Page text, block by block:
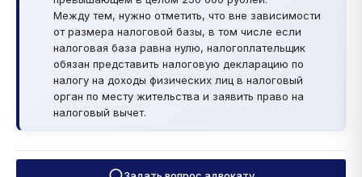
Между тем, нужно отметить, что вне зависимости
от размера налоговой базы, в том числе если
налоговая база равна нулю, налогоплательщик
обязан представить налоговую декларацию по
налогу на доходы физических лиц в налоговый
орган по месту жительства и заявить право на
налоговый вычет.